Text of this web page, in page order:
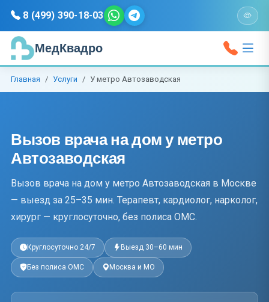
8 (499) 390-18-03
МедКвадро
Главная Услуги У метро Автозаводская
Вызов врача на дом у метро
Автозаводская
Вызов врача на дом у метро Автозаводская в Москве
— выезд за 25–35 мин. Терапевт, кардиолог, нарколог,
хирург — круглосуточно, без полиса ОМС.
Круглосуточно 24/7 Выезд 30–60 мин
Без полиса ОМС Москва и МО